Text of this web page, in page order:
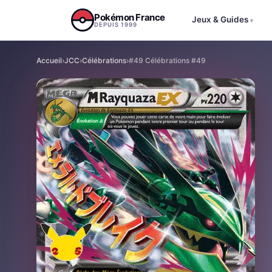
Pokémon France
DEPUIS 1999
Jeux & Guides ▾
Accueil›JCC›Célébrations›#49 Célébrations #49